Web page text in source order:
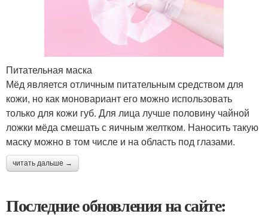
Питательная маска
Мёд является отличным питательным средством для
кожи, но как моновариант его можно использовать
только для кожи губ. Для лица лучше половину чайной
ложки мёда смешать с яичным желтком. Наносить такую
маску можно в том числе и на область под глазами.
читать дальше →
Последние обновления на сайте: